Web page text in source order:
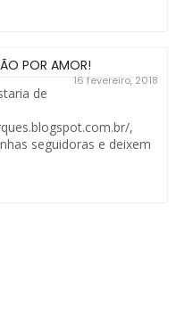
POR AMOR!
16 fevereiro, 2018
de
,
seguidoras e deixem